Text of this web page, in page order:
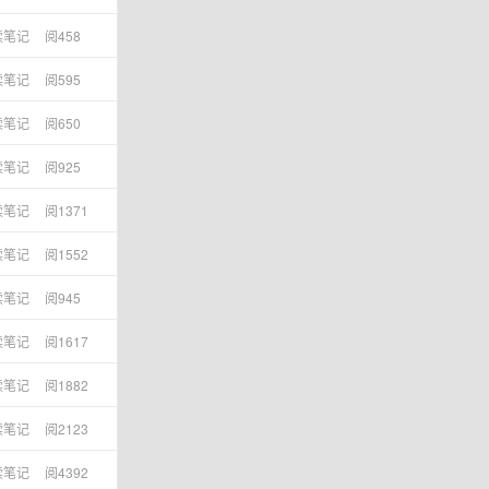
笔记 阅458
笔记 阅595
笔记 阅650
笔记 阅925
笔记 阅1371
笔记 阅1552
笔记 阅945
笔记 阅1617
笔记 阅1882
笔记 阅2123
笔记 阅4392